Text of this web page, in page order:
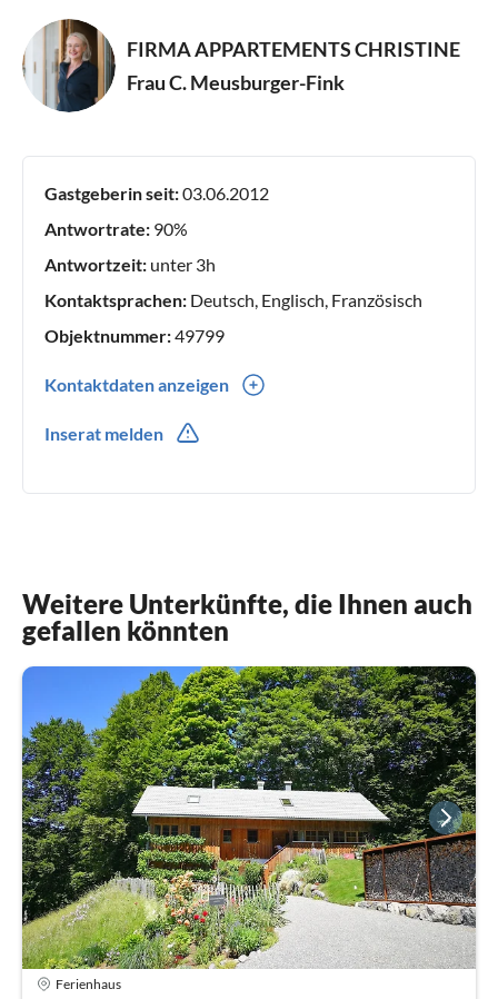
Appartement mit Miniküche (2 Personen)
Das Appartement besteht aus einem Wohnschlafzimmer
und einem wirklich schönen Südbalkon.
typischem Bregenzerwälder Kachelofen zur Verfügung.
Selbstverpflegung oder mit Bauernfrühstück möglich!
FIRMA APPARTEMENTS CHRISTINE
Frau C. Meusburger-Fink
Gastgeberin seit:03.06.2012
Antwortrate: 90%
Antwortzeit: unter 3h
Kontaktsprachen: Deutsch, Englisch, Französisch
Objektnummer:49799
Kontaktdaten anzeigen
Inserat melden
Weitere Unterkünfte, die Ihnen auch
gefallen könnten
Ferienhaus